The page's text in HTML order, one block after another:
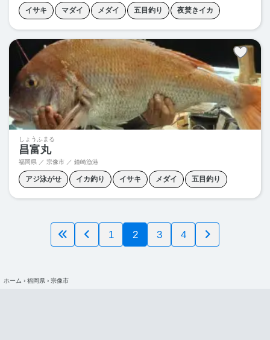
イサキ マダイ メダイ 五目釣り 夜焚きイカ
しょうふまる
昌富丸
福岡県 ／ 宗像市 ／ 鐘崎漁港
アジ泳がせ イカ釣り イサキ メダイ 五目釣り
落とし込み釣り
1 2 3 4
ホーム › 福岡県 › 宗像市